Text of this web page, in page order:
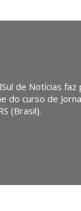
de Notícias
do curso de
(Brasil).